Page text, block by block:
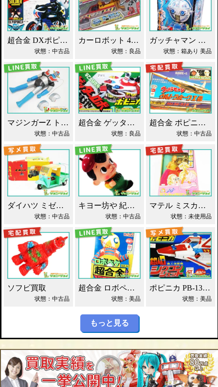
超合金 DXポピニカ ウィナア2世 夢戦士ウイングマン PC-46 買取！
状態：中古品
カーロボット 4WD・レッカー車 ダイアクロン買取！
状態：良品
ガッチャマン パイマー DXジャンボマシンダー買取！
状態：箱あり 美品
マジンガーZ トーキング ソフビ マスダヤ買取！
状態：中古品
超合金 ゲッターロボ基地 早乙女研究所 買取！
状態：良品
超合金 ポピニカ ウルトラセブン ウルトラホーク1号 買取！
状態：中古品
ダイハツ ミゼット ブリキ マスダヤ買取！
状態：中古品
キヨー坊や 紀陽銀行 店頭用 貯金箱 ソフビ買取！
状態：中古品
マテル ミスカメラマン バービー人形 買取！
状態：未使用品
ソフビ買取
状態：中古品
超合金 ロボペケ GA-44 がんばれ!!ロボコン 買取！
状態：美品
ポピニカ PB-13 シグコンジェット 買取！
状態：美品
もっと見る